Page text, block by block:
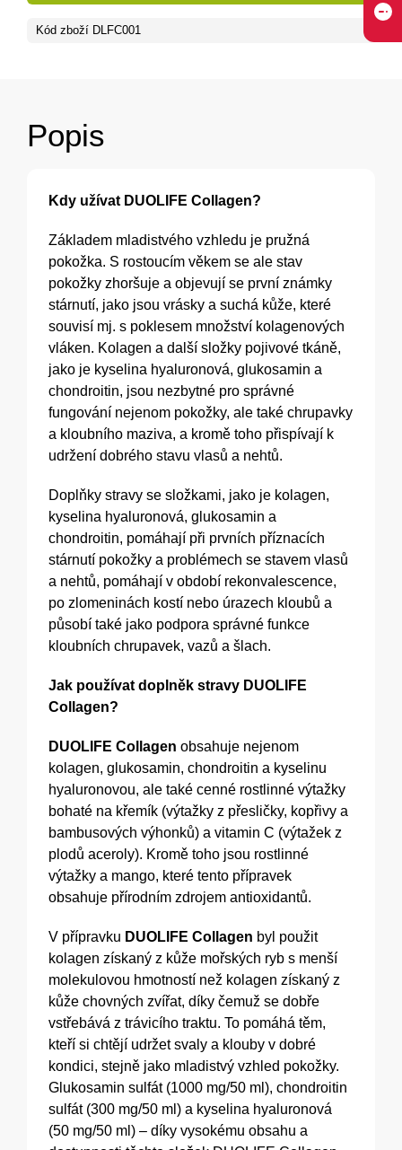
Kód zboží DLFC001
Popis
Kdy užívat DUOLIFE Collagen?
Základem mladistvého vzhledu je pružná
pokožka. S rostoucím věkem se ale stav
pokožky zhoršuje a objevují se první známky
stárnutí, jako jsou vrásky a suchá kůže, které
souvisí mj. s poklesem množství kolagenových
vláken. Kolagen a další složky pojivové tkáně,
jako je kyselina hyaluronová, glukosamin a
chondroitin, jsou nezbytné pro správné
fungování nejenom pokožky, ale také chrupavky
a kloubního maziva, a kromě toho přispívají k
udržení dobrého stavu vlasů a nehtů.
Doplňky stravy se složkami, jako je kolagen,
kyselina hyaluronová, glukosamin a
chondroitin, pomáhají při prvních příznacích
stárnutí pokožky a problémech se stavem vlasů
a nehtů, pomáhají v období rekonvalescence,
po zlomeninách kostí nebo úrazech kloubů a
působí také jako podpora správné funkce
kloubních chrupavek, vazů a šlach.
Jak používat doplněk stravy DUOLIFE
Collagen?
DUOLIFE Collagen obsahuje nejenom
kolagen, glukosamin, chondroitin a kyselinu
hyaluronovou, ale také cenné rostlinné výtažky
bohaté na křemík (výtažky z přesličky, kopřivy a
bambusových výhonků) a vitamin C (výtažek z
plodů aceroly). Kromě toho jsou rostlinné
výtažky a mango, které tento přípravek
obsahuje přírodním zdrojem antioxidantů.
V přípravku DUOLIFE Collagen byl použit
kolagen získaný z kůže mořských ryb s menší
molekulovou hmotností než kolagen získaný z
kůže chovných zvířat, díky čemuž se dobře
vstřebává z trávicího traktu. To pomáhá těm,
kteří si chtějí udržet svaly a klouby v dobré
kondici, stejně jako mladistvý vzhled pokožky.
Glukosamin sulfát (1000 mg/50 ml), chondroitin
sulfát (300 mg/50 ml) a kyselina hyaluronová
(50 mg/50 ml) – díky vysokému obsahu a